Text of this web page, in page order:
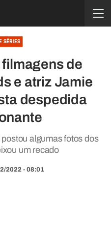
SÉRIES
de
e atriz Jamie
despedida
algumas fotos dos
um recado
2022 - 08:01